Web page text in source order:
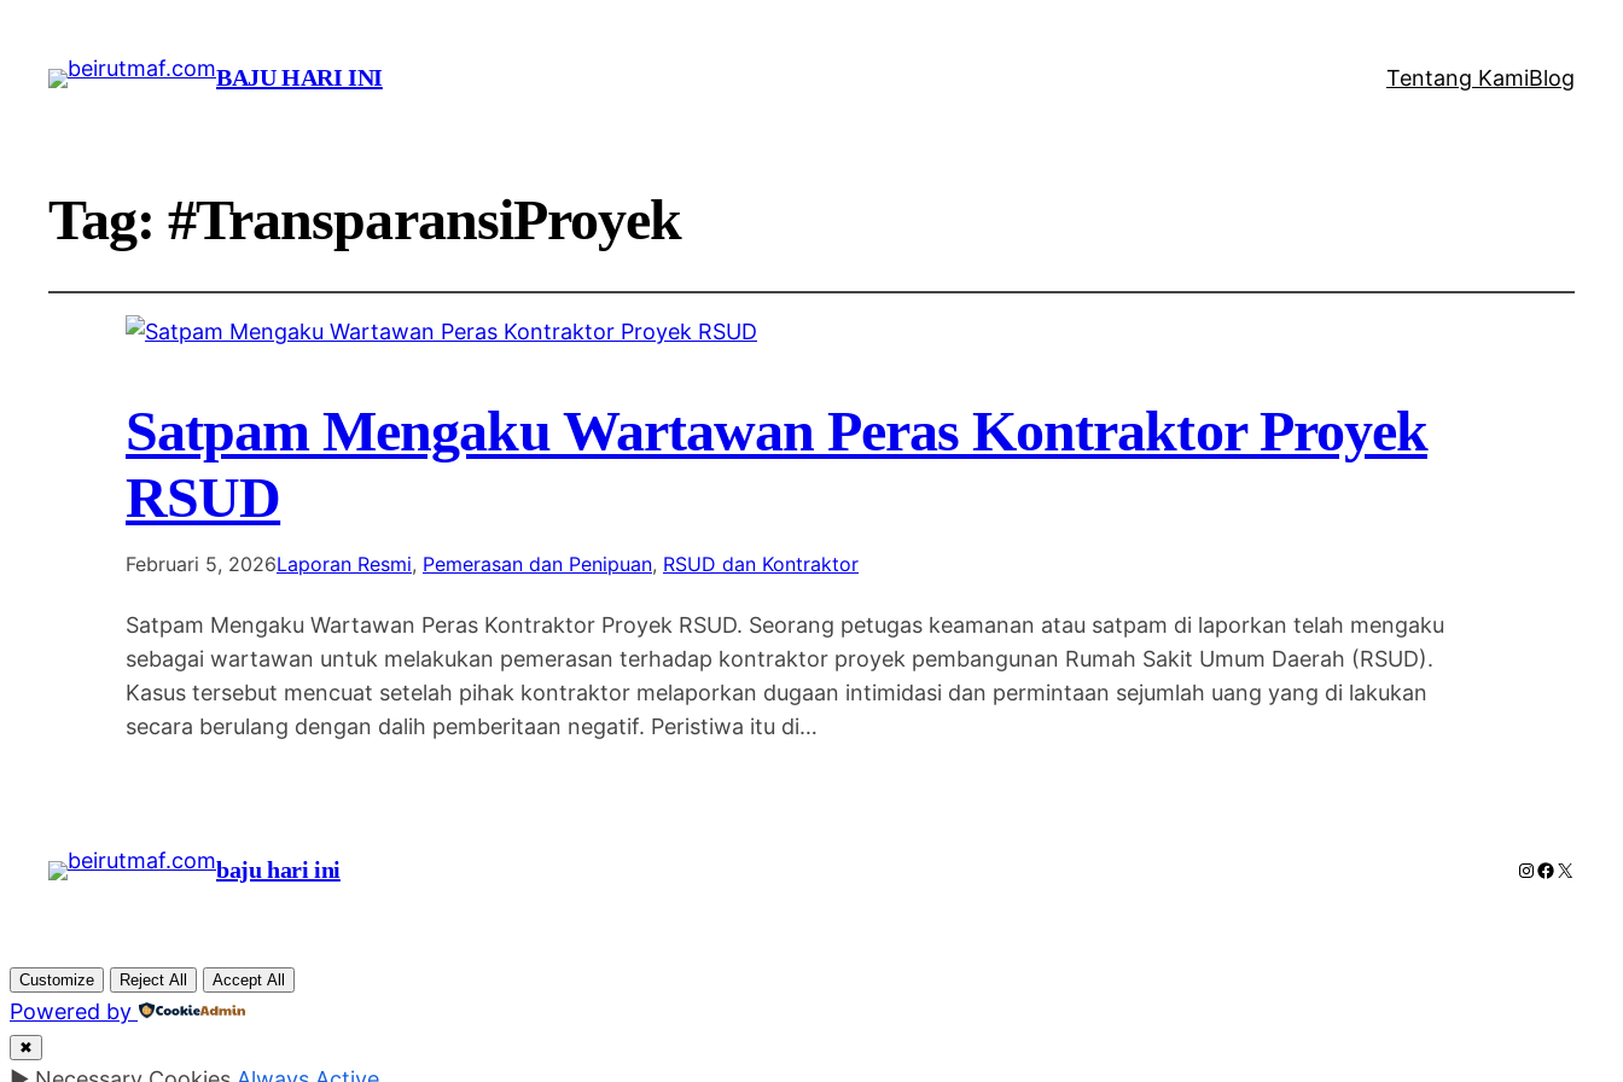
BAJU HARI INI Tentang KamiBlog
Tag:#TransparansiProyek
Satpam Mengaku Wartawan Peras Kontraktor Proyek
RSUD
Februari 5, 2026Laporan Resmi, Pemerasan dan Penipuan, RSUD dan Kontraktor
Satpam Mengaku Wartawan Peras Kontraktor Proyek RSUD. Seorang petugas keamanan atau satpam di laporkan telah mengaku
sebagai wartawan untuk melakukan pemerasan terhadap kontraktor proyek pembangunan Rumah Sakit Umum Daerah (RSUD).
Kasus tersebut mencuat setelah pihak kontraktor melaporkan dugaan intimidasi dan permintaan sejumlah uang yang di lakukan
secara berulang dengan dalih pemberitaan negatif. Peristiwa itu di…
baju hari ini Instagram
X
Customize Reject All Accept All
Powered by
✖